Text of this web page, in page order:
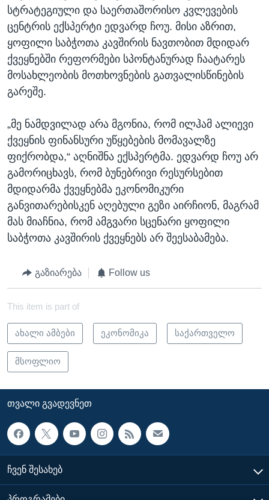
სტრატეგიული და საერთაშორისო კვლევების
ცენტრის ექსპერტი ედვარდ ჩოუ. მისი აზრით,
ყოფილი საბჭოთა კავშირის ნავთობით მდიდარ
ქვეყნებში რეფორმები სპონტანურად ჩაატარეს
მოსახლეობის მოთხოვნების გათვალისწინების
გარეშე.
„მე ნამდვილად არა მგონია, რომ ილჰამ ალიევი
ქვეყნის ფინანსური უწყებების მომავალზე
ფიქრობდა,“ აღნიშნა ექსპერტმა. ედვარდ ჩოუ არ
გამორიცხავს, რომ ბუნებრივი რესურსებით
მდიდარმა ქვეყნებმა ეკონომიკური
განვითარებისკენ აღებული გეზი აირჩიონ, მაგრამ
მას მიაჩნია, რომ ამგვარი სცენარი ყოფილი
საბჭოთა კავშირის ქვეყნებს არ შეესაბამება.
გაზიარება Follow us
This item is part of
ახალი ამბები ეკონომიკა საქართველო
მსოფლიო
ᲗᲕᲐᲚᲘ ᲒᲕᲐᲓᲔᲕᲜᲔᲗ
ᲩᲕᲔᲜ ᲨᲔᲡᲐᲮᲔᲑ